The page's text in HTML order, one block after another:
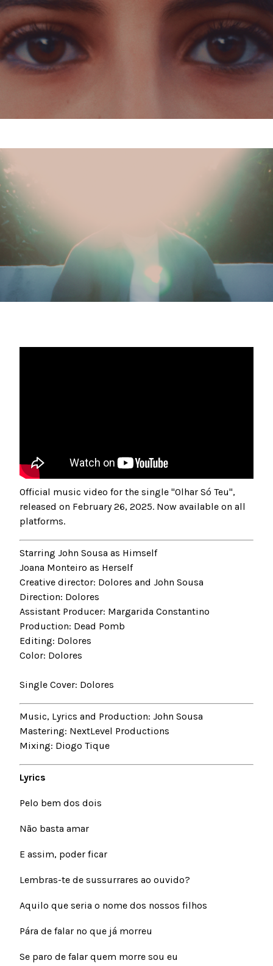
Official music video for the single "Olhar Só Teu",
released on February 26, 2025. Now available on all
platforms.
Starring John Sousa as Himself
Joana Monteiro as Herself
Creative director: Dolores and John Sousa
Direction: Dolores
Assistant Producer: Margarida Constantino
Production: Dead Pomb
Editing: Dolores
Color: Dolores
Single Cover: Dolores
Music, Lyrics and Production: John Sousa
Mastering: NextLevel Productions
Mixing: Diogo Tique
Lyrics
Pelo bem dos dois
Não basta amar
E assim, poder ficar
Lembras-te de sussurrares ao ouvido?
Aquilo que seria o nome dos nossos filhos
Pára de falar no que já morreu
Se paro de falar quem morre sou eu